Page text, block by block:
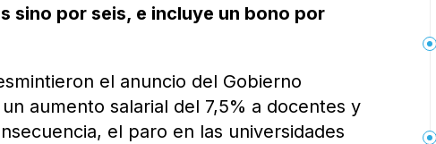
sino por seis, e incluye un bono por
el anuncio del Gobierno
aumento salarial del 7,5% a docentes y
el paro en las universidades